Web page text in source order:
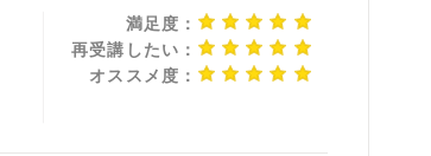
満足度：
再受講したい：
オススメ度：